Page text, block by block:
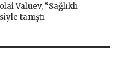
Valuev, “Sağlıklı
tanıştı